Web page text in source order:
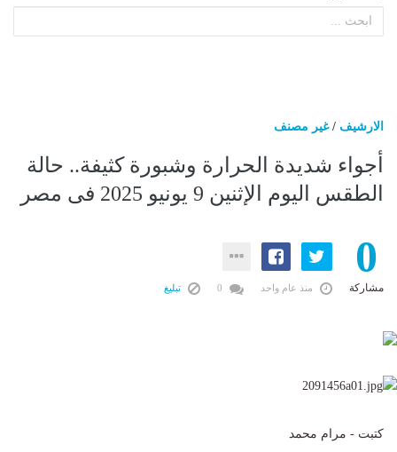
الارشيف /غير مصنف
أجواء شديدة الحرارة وشبورة كثيفة.. حالة
الطقس اليوم الإثنين 9 يونيو 2025 فى مصر
0
مشاركة منذ عام واحد تبليغ
كتبت - مرام محمد